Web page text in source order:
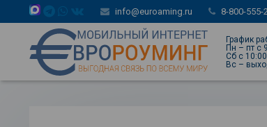
info@euroaming.ru 8-800-
График
Пн – пт с
Сб с
Вс –